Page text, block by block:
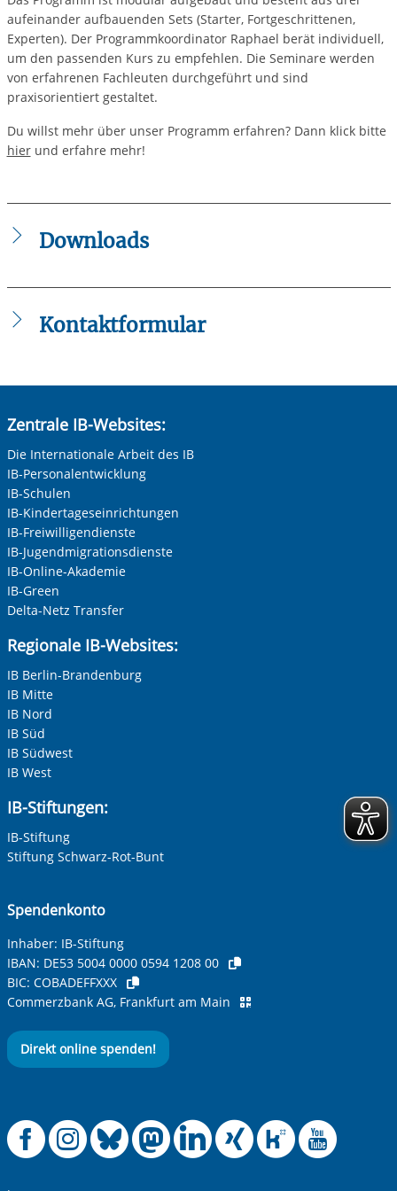
aufeinander aufbauenden Sets (Starter, Fortgeschrittenen,
Experten). Der Programmkoordinator Raphael berät individuell,
um den passenden Kurs zu empfehlen. Die Seminare werden
von erfahrenen Fachleuten durchgeführt und sind
praxisorientiert gestaltet.
Du willst mehr über unser Programm erfahren? Dann klick bitte
hierund erfahre mehr!
Downloads
Kontaktformular
Pflichtfelder.
Anrede*
Keine Angabe
Frau
Herr
Neutrale Anrede
Unternehmen
Nachname, Vorname *
Adresse (PLZ, Ort, Strasse)
Ihre E-Mail-Adresse
Ihre Telefonnummer
Ihre Nachricht*
Anti-Roboter-Verifizierung
Zentrale IB-Websites:
Die Internationale Arbeit des IB
IB-Personalentwicklung
IB-Schulen
IB-Kindertageseinrichtungen
IB-Freiwilligendienste
IB-Jugendmigrationsdienste
IB-Online-Akademie
IB-Green
Delta-Netz Transfer
Regionale IB-Websites:
IB Berlin-Brandenburg
IB Mitte
IB Nord
IB Süd
IB Südwest
IB West
IB-Stiftungen:
IB-Stiftung
Stiftung Schwarz-Rot-Bunt
Spendenkonto
Inhaber: IB-Stiftung
IBAN: DE53 5004 0000 0594 1208 00
BIC: COBADEFFXXX
Commerzbank AG, Frankfurt am Main
Direkt online spenden!
Offizielle
Offizielle
Offizielle
Offizielle
Offizielle